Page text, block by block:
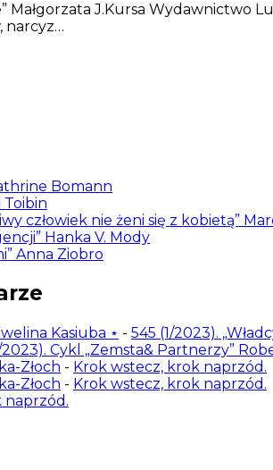
Małgorzata J.Kursa
narcyz…
Bomann
Toibin
człowiek nie żeni się z kobietą”
Hanka V. Mody
Anna Ziobro
Kasiuba ⋆ - 545 (1/2023).
Cykl „Zemsta& Partnerzy”
Złoch - Krok wstecz, krok naprzód.
Złoch - Krok wstecz, krok naprzód.
naprzód.